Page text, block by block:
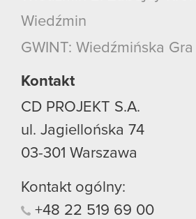
Wiedźmin
GWINT: Wiedźmińska
Kontakt
CD PROJEKT S.A.
ul. Jagiellońska 74
03-301 Warszawa
Kontakt ogólny:
+48 22 519 69 00